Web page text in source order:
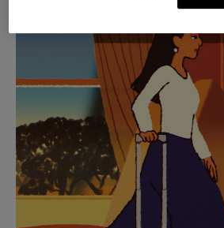
IS
NIET
GEPAUZEERD,
DRUK
OP
OM
TE
GELUID
VAN
DE
VIDEO
IS
DRUK
SELECTIE VAN
Ontdek de
voor elke